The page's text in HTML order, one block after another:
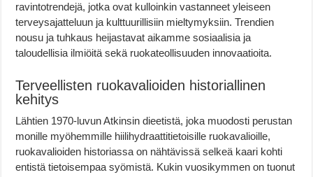
ravintotrendejä, jotka ovat kulloinkin vastanneet yleiseen
terveysajatteluun ja kulttuurillisiin mieltymyksiin. Trendien
nousu ja tuhkaus heijastavat aikamme sosiaalisia ja
taloudellisia ilmiöitä sekä ruokateollisuuden innovaatioita.
Terveellisten ruokavalioiden historiallinen
kehitys
Lähtien 1970-luvun Atkinsin dieetistä, joka muodosti perustan
monille myöhemmille hiilihydraattitietoisille ruokavalioille,
ruokavalioiden historiassa on nähtävissä selkeä kaari kohti
entistä tietoisempaa syömistä. Kukin vuosikymmen on tuonut